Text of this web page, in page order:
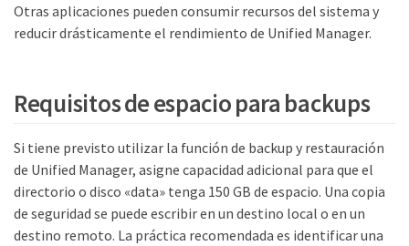
Otras aplicaciones pueden consumir recursos del sistema y
reducir drásticamente el rendimiento de Unified Manager.
Requisitos de espacio para backups
Si tiene previsto utilizar la función de backup y restauración
de Unified Manager, asigne capacidad adicional para que el
directorio o disco «data» tenga 150 GB de espacio. Una copia
de seguridad se puede escribir en un destino local o en un
destino remoto. La práctica recomendada es identificar una